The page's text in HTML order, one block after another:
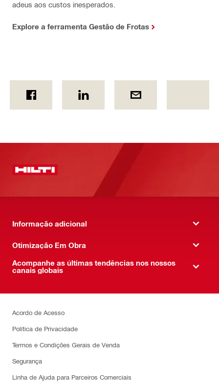
adeus aos custos inesperados.
Explore a ferramenta Gestão de Frotas
Informação adicional
Otimização Em Obra
Acompanhe as últimas tendências nos nossos
canais globais
Acordo de Acesso
Política de Privacidade
Termos e Condições Gerais de Venda
Segurança
Linha de Ajuda para Parceiros Comerciais